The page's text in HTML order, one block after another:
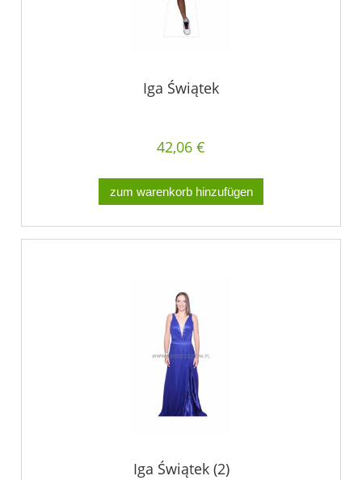
Iga Świątek
42,06 €
zum warenkorb hinzufügen
Iga Świątek (2)